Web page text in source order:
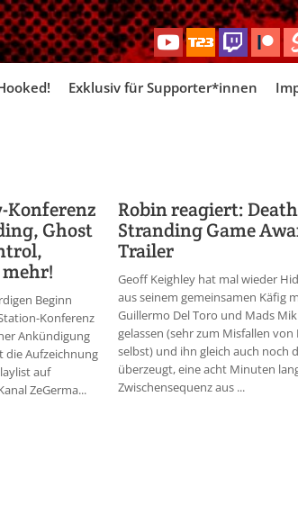
Exklusiv für Supporter*innen
Konferenz
Ghost
mehr!
Beginn
Konferenz
Ankündigung
die Aufzeichnung
auf
ZeGerma...
Robin reagiert: Death
Stranding Game
Trailer
Geoff Keighley hat mal wieder
aus seinem gemeinsamen Käfig
Guillermo Del Toro und Mads
gelassen (sehr zum Misfallen von
selbst) und ihn gleich auch noch
überzeugt, eine acht Minuten
Zwischensequenz aus ...